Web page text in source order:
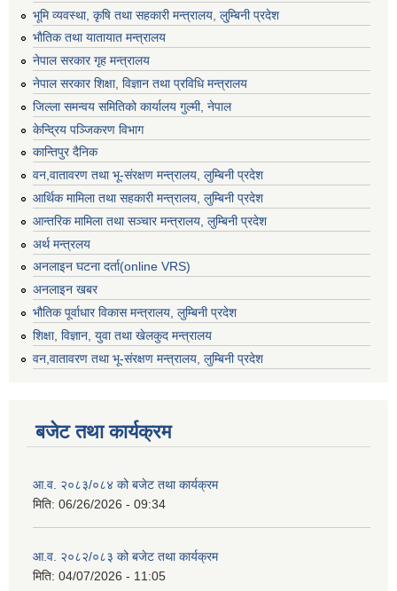
भूमि व्यवस्था, कृषि तथा सहकारी मन्त्रालय, लु्म्बिनी प्रदेश
भाैतिक तथा यातायात मन्त्रालय
नेपाल सरकार गृह मन्त्रालय
नेपाल सरकार शिक्षा, विज्ञान तथा प्रविधि मन्त्रालय
जिल्ला समन्वय समितिको कार्यालय गुल्मी, नेपाल
केन्द्रिय पञ्जिकरण विभाग
कान्तिपुर दैनिक
वन,वातावरण तथा भू-संरक्षण मन्त्रालय, लुम्बिनी प्रदेश
आर्थिक मामिला तथा सहकारी मन्त्रालय, लुम्बिनी प्रदेश
आन्तरिक मामिला तथा सञ्चार मन्त्रालय, लुम्बिनी प्रदेश
अर्थ मन्त्रलय
अनलाइन घटना दर्ता(online VRS)
अनलाइन खबर
भौतिक पूर्वाधार विकास मन्त्रालय, लुम्बिनी प्रदेश
शिक्षा, विज्ञान, युवा तथा खेलकुद मन्‍‍त्रालय
वन,वातावरण तथा भू-संरक्षण मन्त्रालय, लुम्बिनी प्रदेश
बजेट तथा कार्यक्रम
आ.व. २०८३/०८४ को बजेट तथा कार्यक्रम
मिति: 06/26/2026 - 09:34
आ.व. २०८२/०८३ को बजेट तथा कार्यक्रम
मिति: 04/07/2026 - 11:05